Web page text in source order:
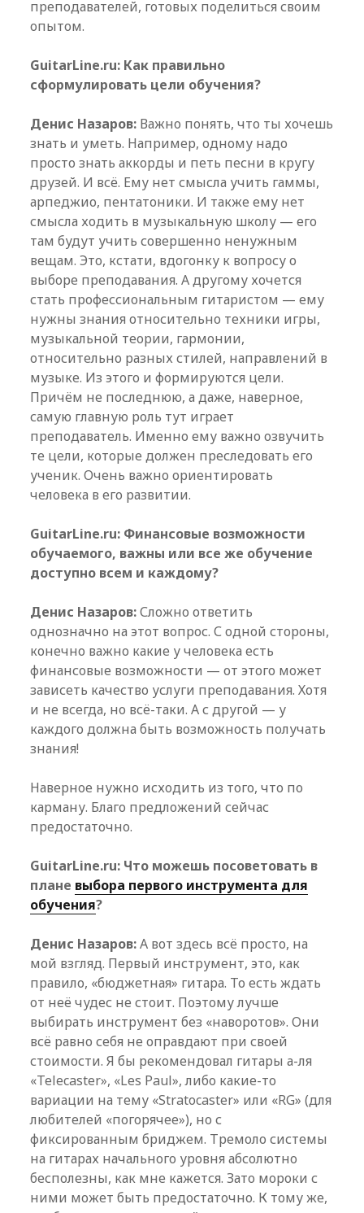
преподавателей, готовых поделиться своим
опытом.
GuitarLine.ru: Как правильно
сформулировать цели обучения?
Денис Назаров: Важно понять, что ты хочешь
знать и уметь. Например, одному надо
просто знать аккорды и петь песни в кругу
друзей. И всё. Ему нет смысла учить гаммы,
арпеджио, пентатоники. И также ему нет
смысла ходить в музыкальную школу — его
там будут учить совершенно ненужным
вещам. Это, кстати, вдогонку к вопросу о
выборе преподавания. А другому хочется
стать профессиональным гитаристом — ему
нужны знания относительно техники игры,
музыкальной теории, гармонии,
относительно разных стилей, направлений в
музыке. Из этого и формируются цели.
Причём не последнюю, а даже, наверное,
самую главную роль тут играет
преподаватель. Именно ему важно озвучить
те цели, которые должен преследовать его
ученик. Очень важно ориентировать
человека в его развитии.
GuitarLine.ru: Финансовые возможности
обучаемого, важны или все же обучение
доступно всем и каждому?
Денис Назаров:Сложно ответить
однозначно на этот вопрос. С одной стороны,
конечно важно какие у человека есть
финансовые возможности — от этого может
зависеть качество услуги преподавания. Хотя
и не всегда, но всё-таки. А с другой — у
каждого должна быть возможность получать
знания!
Наверное нужно исходить из того, что по
карману. Благо предложений сейчас
предостаточно.
GuitarLine.ru: Что можешь посоветовать в
плане выбора первого инструмента для
обучения?
Денис Назаров:А вот здесь всё просто, на
мой взгляд. Первый инструмент, это, как
правило, «бюджетная» гитара. То есть ждать
от неё чудес не стоит. Поэтому лучше
выбирать инструмент без «наворотов». Они
всё равно себя не оправдают при своей
стоимости. Я бы рекомендовал гитары а-ля
«Telecaster», «Les Paul», либо какие-то
вариации на тему «Stratocaster» или «RG» (для
любителей «погорячее»), но с
фиксированным бриджем. Тремоло системы
на гитарах начального уровня абсолютно
бесполезны, как мне кажется. Зато мороки с
ними может быть предостаточно. К тому же,